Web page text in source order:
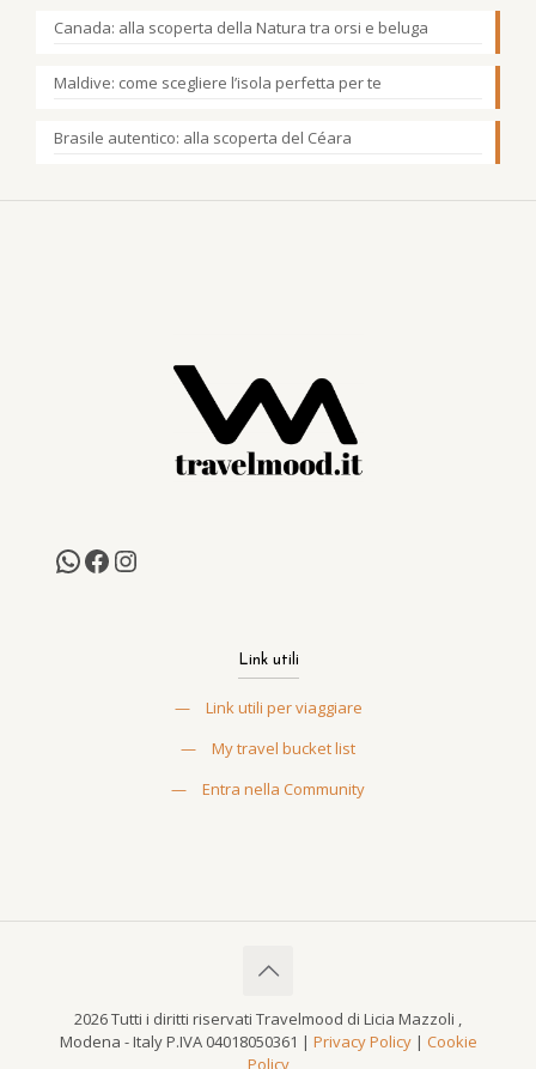
Canada: alla scoperta della Natura tra orsi e beluga
Maldive: come scegliere l’isola perfetta per te
Brasile autentico: alla scoperta del Céara
Link utili
—
Link utili per viaggiare
—
My travel bucket list
—
Entra nella Community
2026 Tutti i diritti riservati Travelmood di Licia Mazzoli ,
Modena - Italy P.IVA 04018050361 | Privacy Policy| Cookie
Policy